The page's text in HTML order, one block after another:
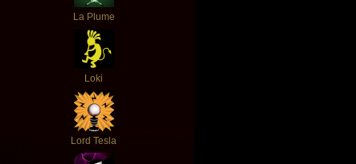
La Plume
Loki
Lord Tesla